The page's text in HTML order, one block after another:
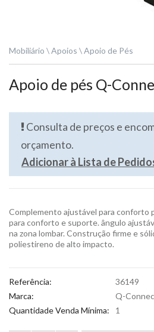
Mobiliário Apoios Apoio de Pés
Apoio de pés Q-
Consulta de preços e
orçamento.
Adicionar à Lista de
Complemento ajustável para conforto
para conforto e suporte. ângulo
na zona lombar. Construção firme e
poliestireno de alto impacto.
Referência:
36149
Marca:
Q-
Quantidade Venda Mínima:
1